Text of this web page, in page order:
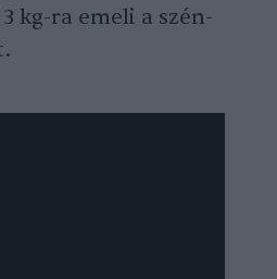
kg-ra emeli a szén-